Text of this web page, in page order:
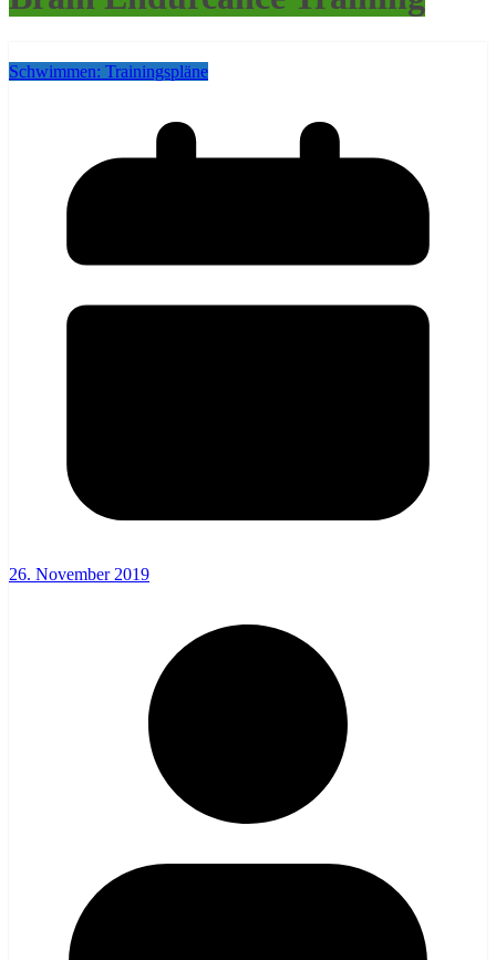
Schwimmen: Trainingspläne
26. November 2019